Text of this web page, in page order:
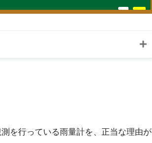
を行っている雨量計を、正当な理由が